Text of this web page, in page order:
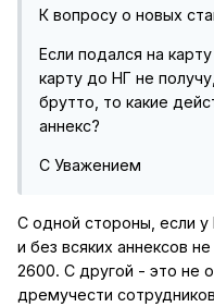
К вопросу о новых
Если подался на
карту до НГ не
брутто, то какие
аннекс?
С Уважением
С одной стороны, если
и без всяких аннексов
2600. С другой - это не
дремучести